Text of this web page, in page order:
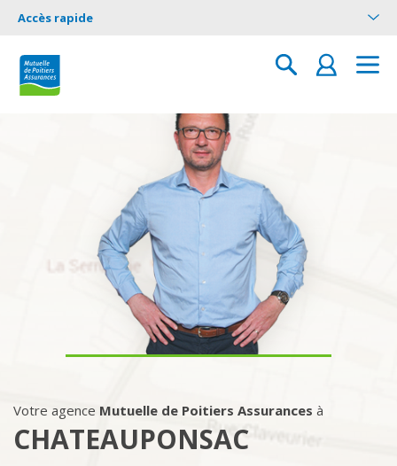
Accès rapide
Votre agence Mutuelle de Poitiers Assurances à
CHATEAUPONSAC